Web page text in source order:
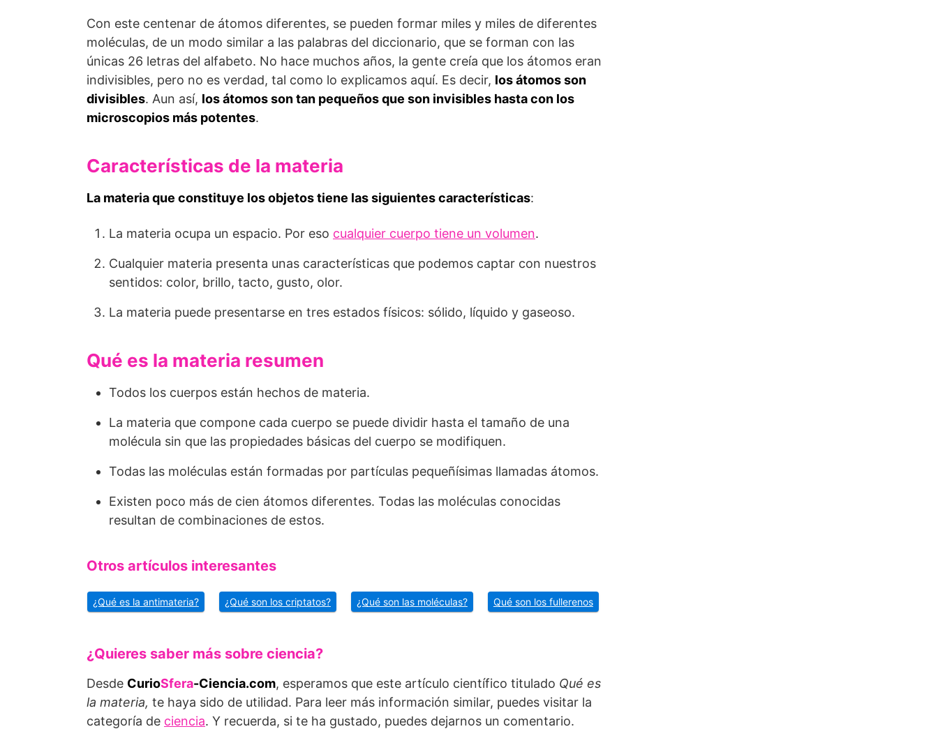
Con este centenar de átomos diferentes, se pueden formar miles y miles de diferentes
moléculas, de un modo similar a las palabras del diccionario, que se forman con las
únicas 26 letras del alfabeto. No hace muchos años, la gente creía que los átomos eran
indivisibles, pero no es verdad, tal como lo explicamos aquí. Es decir, los átomos son
divisibles. Aun así, los átomos son tan pequeños que son invisibles hasta con los
microscopios más potentes.
Características de la materia
La materia que constituye los objetos tiene las siguientes características:
La materia ocupa un espacio. Por eso cualquier cuerpo tiene un volumen.
Cualquier materia presenta unas características que podemos captar con nuestros
sentidos: color, brillo, tacto, gusto, olor.
La materia puede presentarse en tres estados físicos: sólido, líquido y gaseoso.
Qué es la materia resumen
Todos los cuerpos están hechos de materia.
La materia que compone cada cuerpo se puede dividir hasta el tamaño de una
molécula sin que las propiedades básicas del cuerpo se modifiquen.
Todas las moléculas están formadas por partículas pequeñísimas llamadas átomos.
Existen poco más de cien átomos diferentes. Todas las moléculas conocidas
resultan de combinaciones de estos.
Otros artículos interesantes
¿Qué es la antimateria? ¿Qué son los criptatos? ¿Qué son las moléculas? Qué son los fullerenos
¿Quieres saber más sobre ciencia?
Desde CurioSfera-Ciencia.com, esperamos que este artículo científico titulado Qué es
la materia, te haya sido de utilidad. Para leer más información similar, puedes visitar la
categoría de ciencia. Y recuerda, si te ha gustado, puedes dejarnos un comentario.